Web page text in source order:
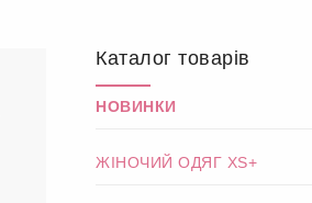
Каталог товарів
НОВИНКИ
ЖІНОЧИЙ ОДЯГ XS+